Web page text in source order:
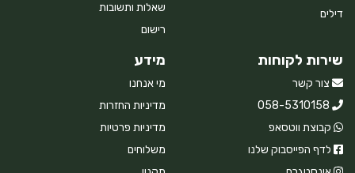
דילים
שאלות ותשובות
רישום
שירות לקוחות
צור קשר
058-5310158
קבוצת ווטסאפ
לדף הפייסבוק שלנו
מידע
מי אנחנו
מדיניות החזרות
מדיניות פרטיות
משלוחים